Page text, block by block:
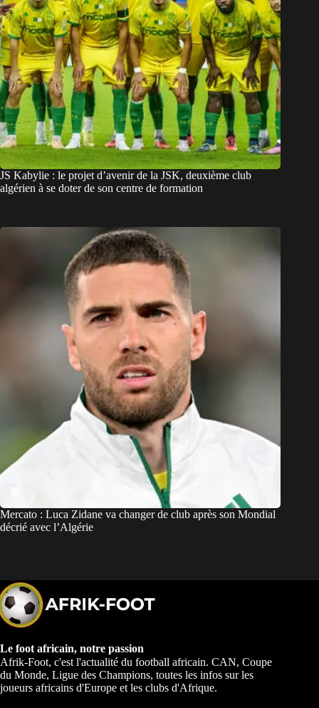
JS Kabylie : le projet d’avenir de la JSK, deuxième club
algérien à se doter de son centre de formation
Mercato : Luca Zidane va changer de club après son Mondial
décrié avec l’Algérie
Le foot africain, notre passion
Afrik-Foot, c'est l'actualité du football africain. CAN, Coupe
du Monde, Ligue des Champions, toutes les infos sur les
joueurs africains d'Europe et les clubs d'Afrique.